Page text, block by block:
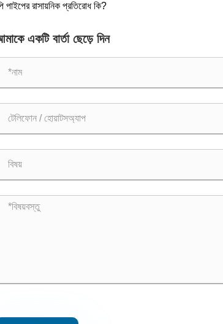
পাইপের রাসায়নিক প্রতিরোধ কি?
একটি বার্তা ছেড়ে দিন